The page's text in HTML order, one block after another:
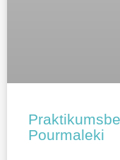
Pourmaleki